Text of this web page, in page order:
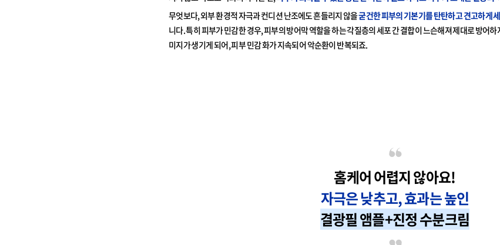
무엇보다, 외부 환경적 자극과 컨디션 난조에도 흔들리지 않을굳건한 피부의 기본기를 탄탄하고 견고하게
니다. 특히 피부가 민감한 경우, 피부의 방어막 역할을 하는 각질층의 세포 간 결합이 느슨해져 제대로 방어
미지가 생기게 되어, 피부 민감 화가 지속되어 악순환이 반복되죠.
홈케어 어렵지 않아요!
자극은 낮추고, 효과는 높인
결광필 앰플+진정 수분크림